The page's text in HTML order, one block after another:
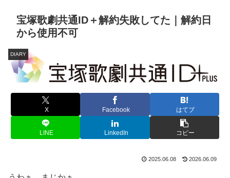
宝塚歌劇共通ID＋解約失敗してた｜解約日
から使用不可
DIARY
X Facebook はてブ
LINE LinkedIn コピー
2025.06.08 2026.06.09